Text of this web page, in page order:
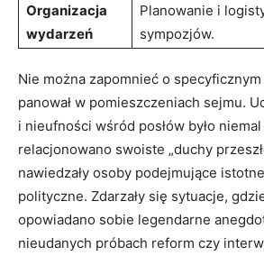
Organizacja
wydarzeń
Planowanie i
sympozjów.
Nie można zapomnieć o
panował w pomieszczeniach sejmu.
i nieufności wśród posłów było
relacjonowano swoiste „duchy
nawiedzały osoby podejmujące
polityczne. Zdarzały się sytuacje,
opowiadano sobie legendarne
nieudanych próbach reform czy